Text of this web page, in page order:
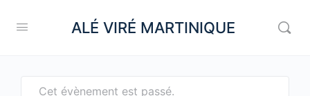
ALÉ VIRÉ MARTINIQUE
Cet évènement est passé.